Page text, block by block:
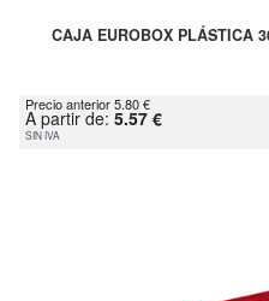
CAJA EUROBOX PLÁSTICA
Precio anterior 5.80 €
A partir de: 5.57 €
SIN IVA